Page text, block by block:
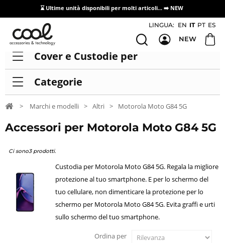
⌛ Ultime unità disponibili per molti articoli... ➡️ NEW
Accesso/registrazione distributori
LINGUA: EN IT PT ES
NEW
Cover e Custodie per
Categorie
> Marchi e modelli > Altri > Motorola Moto G84 5G
Accessori per Motorola Moto G84 5G
Ci sono3 prodotti.
Custodia per Motorola Moto G84 5G. Regala la migliore
protezione al tuo smartphone. E per lo schermo del
tuo cellulare, non dimenticare la protezione per lo
schermo per Motorola Moto G84 5G. Evita graffi e urti
sullo schermo del tuo smartphone.
Ordina per